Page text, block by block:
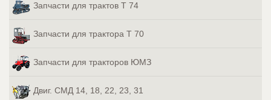
Запчасти для трактов Т 74
Запчасти для трактора Т 70
Запчасти для тракторов ЮМЗ
Двиг. СМД 14, 18, 22, 23, 31